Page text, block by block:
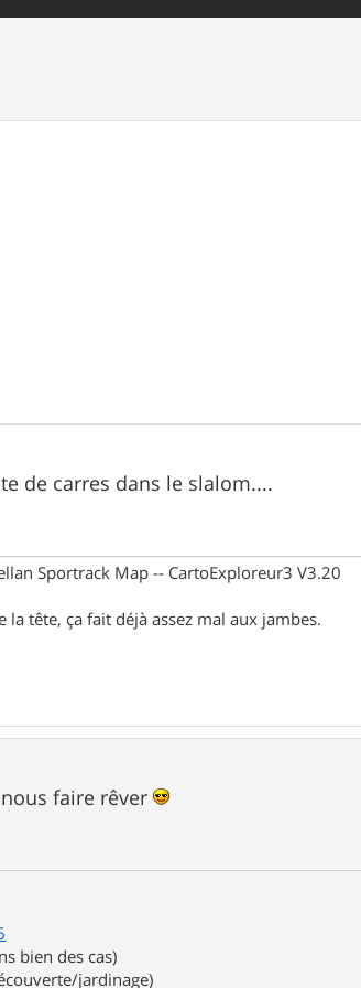
de carres dans le slalom....
Sportrack Map -- CartoExploreur3 V3.20
tête, ça fait déjà assez mal aux jambes.
nous faire rêver
bien des cas)
jardinage)